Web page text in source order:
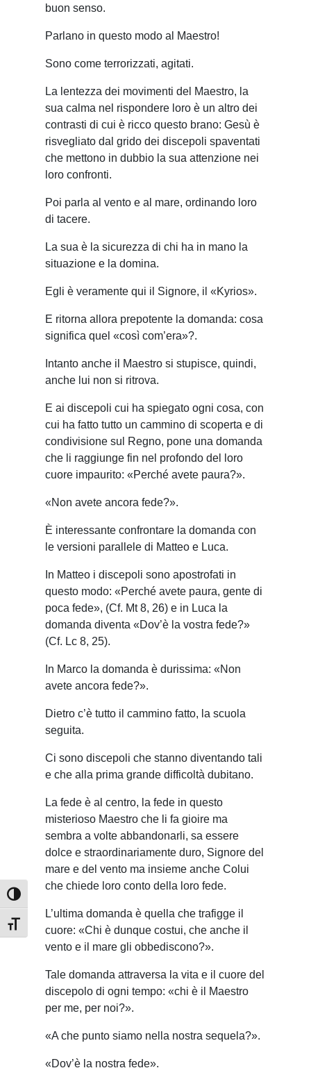
Attiva/disattiva alto contrasto
Attiva/disattiva dimensione testo
buon senso.
Parlano in questo modo al Maestro!
Sono come terrorizzati, agitati.
La lentezza dei movimenti del Maestro, la
sua calma nel rispondere loro è un altro dei
contrasti di cui è ricco questo brano: Gesù è
risvegliato dal grido dei discepoli spaventati
che mettono in dubbio la sua attenzione nei
loro confronti.
Poi parla al vento e al mare, ordinando loro
di tacere.
La sua è la sicurezza di chi ha in mano la
situazione e la domina.
Egli è veramente qui il Signore, il «Kyrios».
E ritorna allora prepotente la domanda: cosa
significa quel «così com’era»?.
Intanto anche il Maestro si stupisce, quindi,
anche lui non si ritrova.
E ai discepoli cui ha spiegato ogni cosa, con
cui ha fatto tutto un cammino di scoperta e di
condivisione sul Regno, pone una domanda
che li raggiunge fin nel profondo del loro
cuore impaurito: «Perché avete paura?».
«Non avete ancora fede?».
È interessante confrontare la domanda con
le versioni parallele di Matteo e Luca.
In Matteo i discepoli sono apostrofati in
questo modo: «Perché avete paura, gente di
poca fede», (Cf. Mt 8, 26) e in Luca la
domanda diventa «Dov’è la vostra fede?»
(Cf. Lc 8, 25).
In Marco la domanda è durissima: «Non
avete ancora fede?».
Dietro c’è tutto il cammino fatto, la scuola
seguita.
Ci sono discepoli che stanno diventando tali
e che alla prima grande difficoltà dubitano.
La fede è al centro, la fede in questo
misterioso Maestro che li fa gioire ma
sembra a volte abbandonarli, sa essere
dolce e straordinariamente duro, Signore del
mare e del vento ma insieme anche Colui
che chiede loro conto della loro fede.
L’ultima domanda è quella che trafigge il
cuore: «Chi è dunque costui, che anche il
vento e il mare gli obbediscono?».
Tale domanda attraversa la vita e il cuore del
discepolo di ogni tempo: «chi è il Maestro
per me, per noi?».
«A che punto siamo nella nostra sequela?».
«Dov’è la nostra fede».